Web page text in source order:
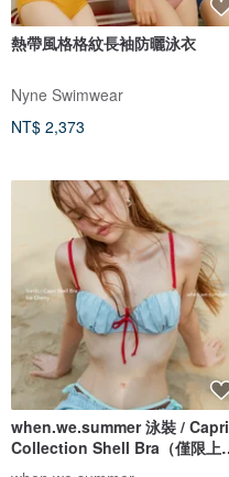
熱帶風格格紋長袖防曬泳衣
Nyne Swimwear
NT$ 2,373
when.we.summer 泳裝 / Capri
Collection Shell Bra（僅限上
衣）